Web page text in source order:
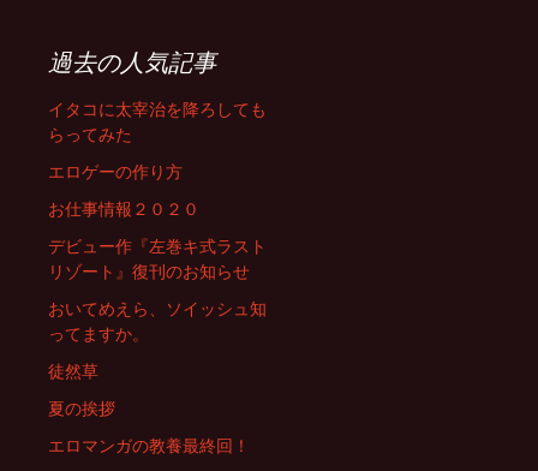
過去の人気記事
イタコに太宰治を降ろしても
らってみた
エロゲーの作り方
お仕事情報２０２０
デビュー作『左巻キ式ラスト
リゾート』復刊のお知らせ
おいてめえら、ソイッシュ知
ってますか。
徒然草
夏の挨拶
エロマンガの教養最終回！